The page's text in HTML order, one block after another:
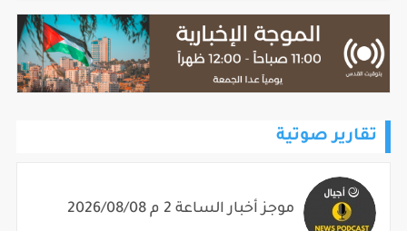
تقارير صوتية
موجز أخبار الساعة 2 م 2026/08/08